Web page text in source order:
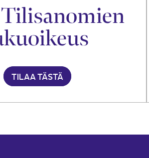
TILAA TÄSTÄ